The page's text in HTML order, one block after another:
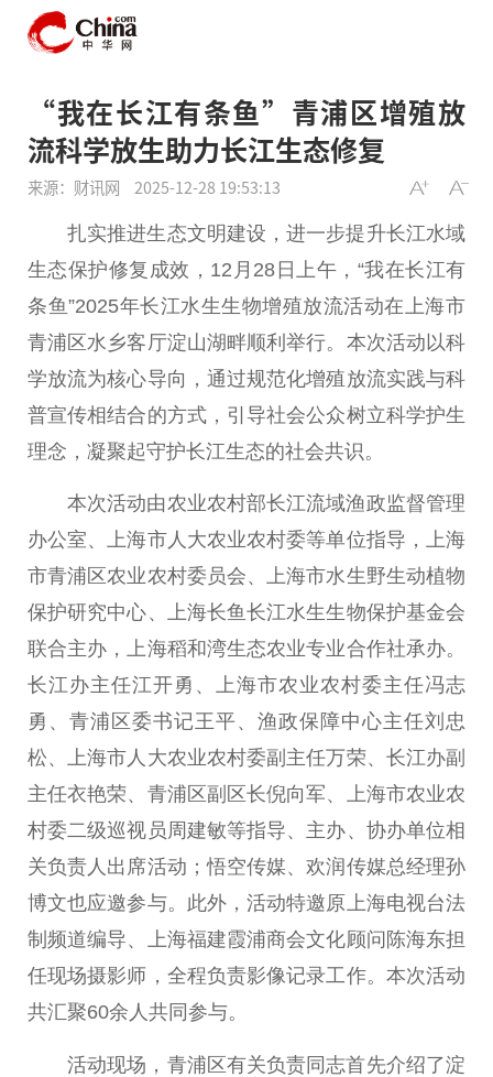
“我在长江有条鱼”青浦区增殖放
流科学放生助力长江生态修复
来源：财讯网 2025-12-28 19:53:13
扎实推进生态文明建设，进一步提升长江水域
生态保护修复成效，12月28日上午，“我在长江有
条鱼”2025年长江水生生物增殖放流活动在上海市
青浦区水乡客厅淀山湖畔顺利举行。本次活动以科
学放流为核心导向，通过规范化增殖放流实践与科
普宣传相结合的方式，引导社会公众树立科学护生
理念，凝聚起守护长江生态的社会共识。
本次活动由农业农村部长江流域渔政监督管理
办公室、上海市人大农业农村委等单位指导，上海
市青浦区农业农村委员会、上海市水生野生动植物
保护研究中心、上海长鱼长江水生生物保护基金会
联合主办，上海稻和湾生态农业专业合作社承办。
长江办主任江开勇、上海市农业农村委主任冯志
勇、青浦区委书记王平、渔政保障中心主任刘忠
松、上海市人大农业农村委副 主任万荣、长江办副
主任衣艳荣、青浦区副区长倪向军、上海市农业农
村委二级巡视员周建敏等指导、主办、协办单位相
关负责人出席活动；悟空传媒、欢润传媒总经理孙
博文也应邀参与。此外，活动特邀原上海电视台法
制频道编导、上海福建霞浦商会文化顾问陈海东担
任现场摄影师，全程负责影像记录工作。本次活动
共汇聚60余人共同参与。
活动现场，青浦区有关负责同志首先介绍了淀